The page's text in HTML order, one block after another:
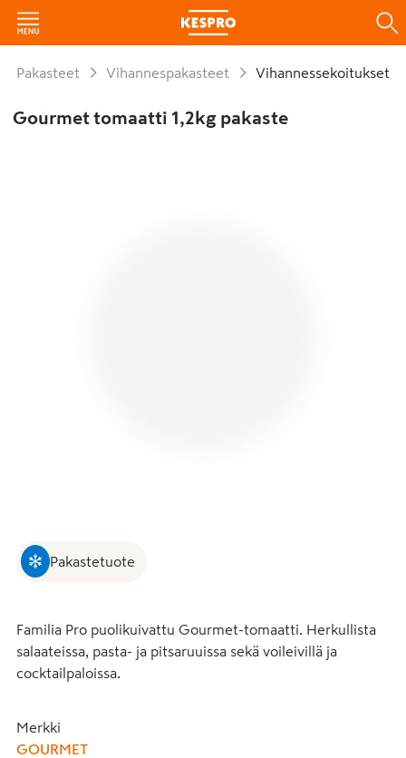
Pakasteet Vihannespakasteet Vihannessekoitukset
Gourmet tomaatti 1,2kg pakaste
Pakastetuote
Familia Pro puolikuivattu Gourmet-tomaatti. Herkullista
salaateissa, pasta- ja pitsaruuissa sekä voileivillä ja
cocktailpaloissa.
Merkki
GOURMET